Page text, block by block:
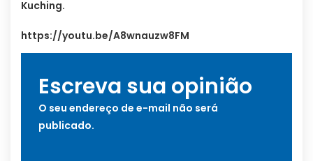
Kuching.
https://youtu.be/A8wnauzw8FM
Escreva sua opinião
O seu endereço de e-mail não será
publicado.